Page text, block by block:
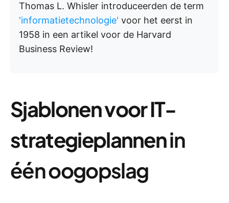
Thomas L. Whisler introduceerden de term
'informatietechnologie' voor het eerst in
1958 in een artikel voor de Harvard
Business Review!
Sjablonen voor IT-
strategieplannenin
één oogopslag